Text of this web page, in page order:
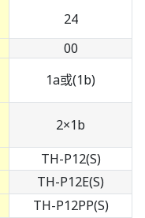
24
00
1a或(1b)
2×1b
TH-P12(S)
TH-P12E(S)
TH-P12PP(S)